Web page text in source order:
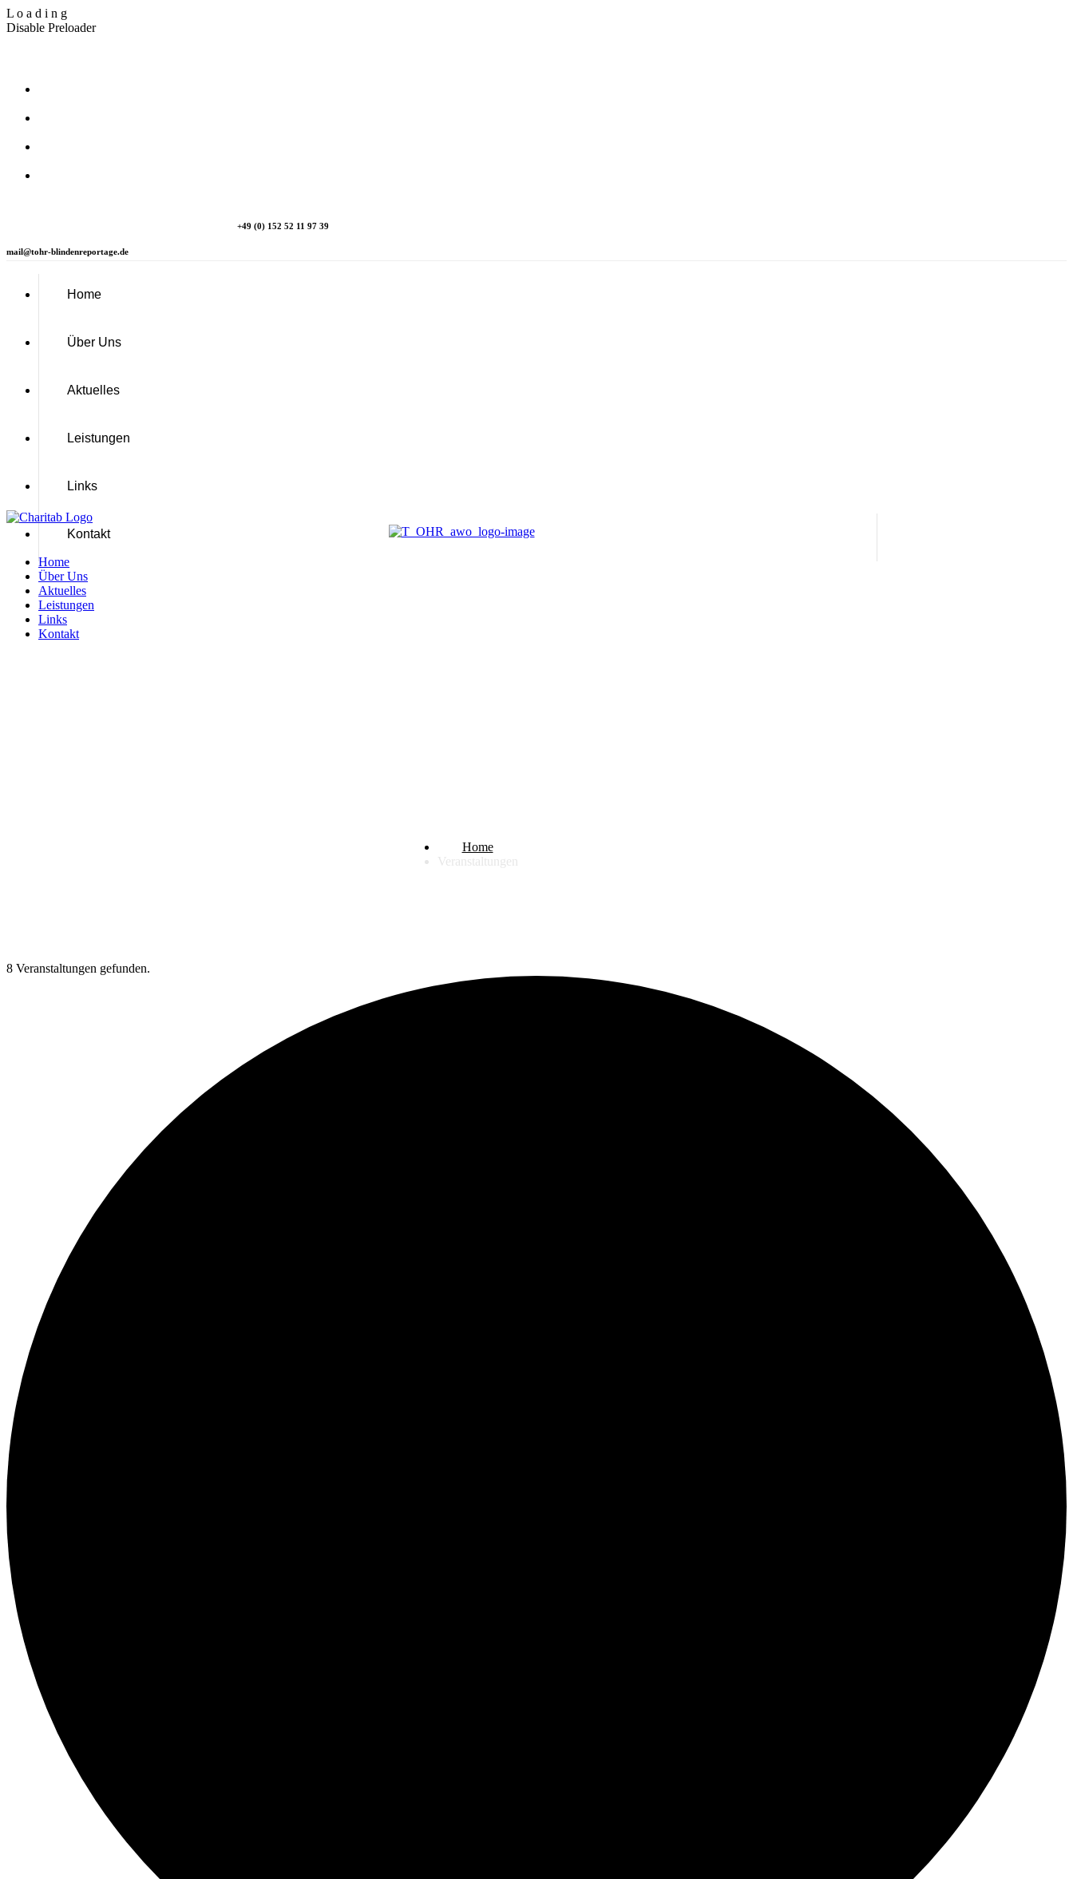
L o a d i n g
Disable Preloader
+49 (0) 152 52 11 97 39
mail@tohr-blindenreportage.de
Home
Über Uns
Aktuelles
Leistungen
Links
Kontakt
Home
Über Uns
Aktuelles
Leistungen
Links
Kontakt
Home
Veranstaltungen
8 Veranstaltungen gefunden.